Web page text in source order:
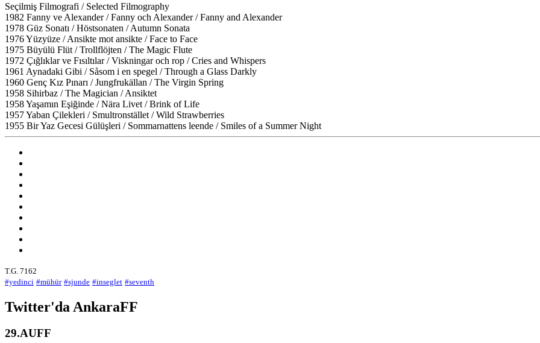
Seçilmiş Filmografi / Selected Filmography
1982 Fanny ve Alexander / Fanny och Alexander / Fanny and Alexander
1978 Güz Sonatı / Höstsonaten / Autumn Sonata
1976 Yüzyüze / Ansikte mot ansikte / Face to Face
1975 Büyülü Flüt / Trollflöjten / The Magic Flute
1972 Çığlıklar ve Fısıltılar / Viskningar och rop / Cries and Whispers
1961 Aynadaki Gibi / Såsom i en spegel / Through a Glass Darkly
1960 Genç Kız Pınarı / Jungfrukällan / The Virgin Spring
1958 Sihirbaz / The Magician / Ansiktet
1958 Yaşamın Eşiğinde / Nära Livet / Brink of Life
1957 Yaban Çilekleri / Smultronstället / Wild Strawberries
1955 Bir Yaz Gecesi Gülüşleri / Sommarnattens leende / Smiles of a Summer Night
T.G. 7162
#yedinci #mühür #sjunde #inseglet #seventh
Twitter'da AnkaraFF
29.AUFF